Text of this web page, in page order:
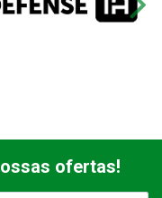
ofertas!